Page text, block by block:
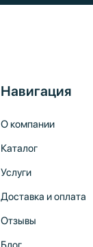
Навигация
О компании
Каталог
Услуги
Доставка и оплата
Отзывы